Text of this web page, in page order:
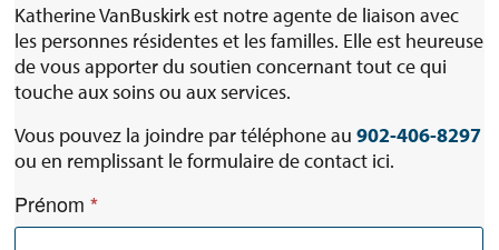
Katherine VanBuskirk est notre agente de liaison avec
les personnes résidentes et les familles. Elle est heureuse
de vous apporter du soutien concernant tout ce qui
touche aux soins ou aux services.
Vous pouvez la joindre par téléphone au902-406-8297
ou en remplissant le formulaire de contact ici.
R
e
Prénom*